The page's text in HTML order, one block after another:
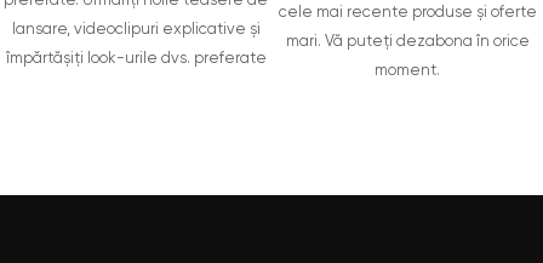
lansare, videoclipuri explicative și
împărtășiți look-urile dvs. preferate
cele mai recente produse și oferte
mari. Vă puteți dezabona în orice
moment.